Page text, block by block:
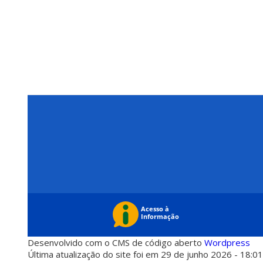
Desenvolvido com o CMS de código aberto Wordpress
Última atualização do site foi em 29 de junho 2026 -